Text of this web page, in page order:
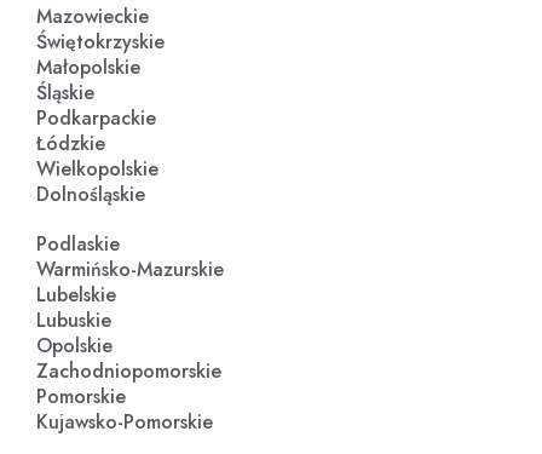
Mazowieckie
Świętokrzyskie
Małopolskie
Śląskie
Podkarpackie
Łódzkie
Wielkopolskie
Dolnośląskie
Podlaskie
Warmińsko-Mazurskie
Lubelskie
Lubuskie
Opolskie
Zachodniopomorskie
Pomorskie
Kujawsko-Pomorskie